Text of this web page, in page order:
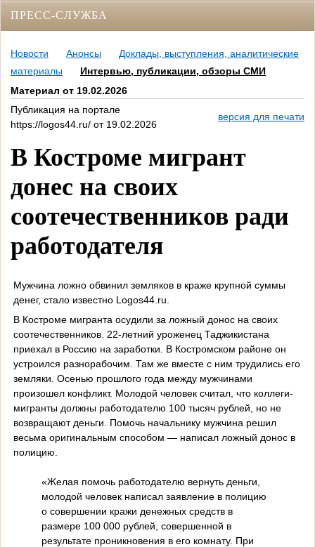
ПРЕСС-СЛУЖБА
Новости Анонсы
Доклады, выступления, аналитические
материалы
Интервью, публикации, обзоры СМИ
Материал от 19.02.2026
Публикация на портале
https://logos44.ru/ от 19.02.2026
версия для печати
В Костроме мигрант
донес на своих
соотечественников ради
работодателя
Мужчина ложно обвинил земляков в краже крупной суммы
денег, стало известно Logos44.ru.
В Костроме мигранта осудили за ложный донос на своих
соотечественников. 22-летний уроженец Таджикистана
приехал в Россию на заработки. В Костромском районе он
устроился разнорабочим. Там же вместе с ним трудились его
земляки. Осенью прошлого года между мужчинами
произошел конфликт. Молодой человек считал, что коллеги-
мигранты должны работодателю 100 тысяч рублей, но не
возвращают деньги. Помочь начальнику мужчина решил
весьма оригинальным способом — написал ложный донос в
полицию.
«Желая помочь работодателю вернуть деньги,
молодой человек написал заявление в полицию
о совершении кражи денежных средств в
размере 100 000 рублей, совершенной в
результате проникновения в его комнату. При